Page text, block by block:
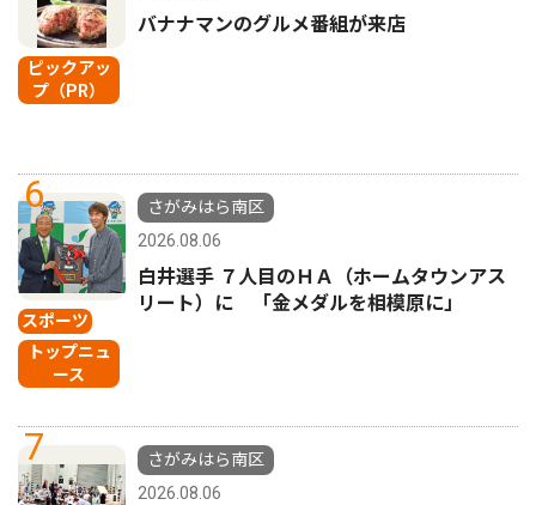
ピックアッ
プ（PR）
バナナマンのグルメ番組が来店
6
スポーツ
トップニュ
ース
さがみはら南区
2026.08.06
白井選手 ７人目のＨＡ（ホームタウンアス
リート）に 「金メダルを相模原に」
7
さがみはら南区
2026.08.06